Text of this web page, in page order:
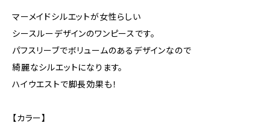
マーメイドシルエットが女性らしい
シースルーデザインのワンピースです。
パフスリーブでボリュームのあるデザインなので
綺麗なシルエットになります。
ハイウエストで脚長効果も！
【カラー】